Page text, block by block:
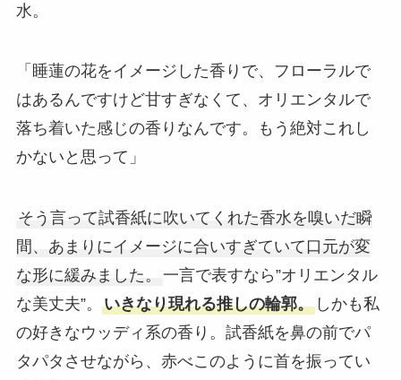
水。
「睡蓮の花をイメージした香りで、フローラルで
はあるんですけど甘すぎなくて、オリエンタルで
落ち着いた感じの香りなんです。もう絶対これし
かないと思って」
そう言って試香紙に吹いてくれた香水を嗅いだ瞬
間、あまりにイメージに合いすぎていて口元が変
な形に緩みました。
一言で表すなら”オリエンタル
な美丈夫”。 いきなり現れる推しの輪郭。しかも私
の好きなウッディ系の香り。試香紙を鼻の前でパ
タパタさせながら、赤べこのように首を振ってい